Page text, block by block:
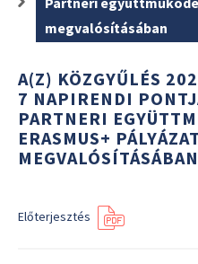
megvalósításában
A(Z) KÖZGYŰLÉS
7 NAPIRENDI
PARTNERI
ERASMUS+ PÁLYÁZAT
MEGVALÓSÍTÁSÁBAN
Előterjesztés